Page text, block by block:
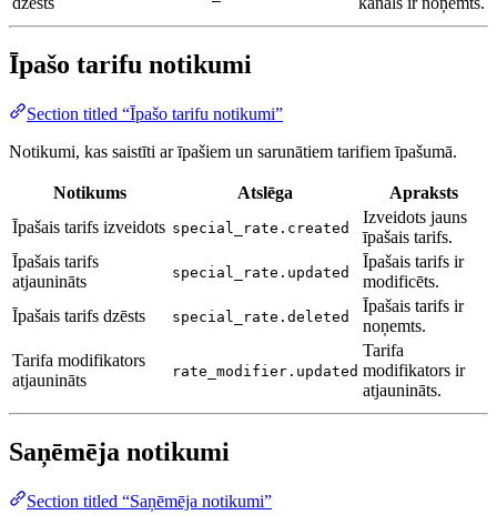
Īpašo tarifu notikumi
Section titled “Īpašo tarifu notikumi”
Notikumi, kas saistīti ar īpašiem un sarunātiem tarifiem īpašumā.
Notikums Atslēga
Apraksts
Īpašais tarifs izveidots special_rate.created
Izveidots jauns
īpašais tarifs.
Īpašais tarifs
atjaunināts
special_rate.updated
Īpašais tarifs ir
modificēts.
Īpašais tarifs dzēsts
special_rate.deleted
Īpašais tarifs ir
noņemts.
Tarifa modifikators
atjaunināts
rate_modifier.updated
Tarifa
modifikators ir
atjaunināts.
Saņēmēja notikumi
Section titled “Saņēmēja notikumi”